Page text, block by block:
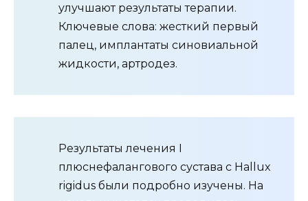
улучшают результаты терапии.
Ключевые слова: жесткий первый
палец, имплантаты синовиальной
жидкости, артродез.
Результаты лечения I
плюснефалангового сустава с Hallux
rigidus были подробно изучены. На